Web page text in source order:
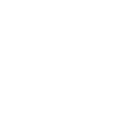
चाहिए
में सौलह श्रृंगार से सजती हैं
पूजा
को अब फोकस कॉम्पिटिटिव
नहीं